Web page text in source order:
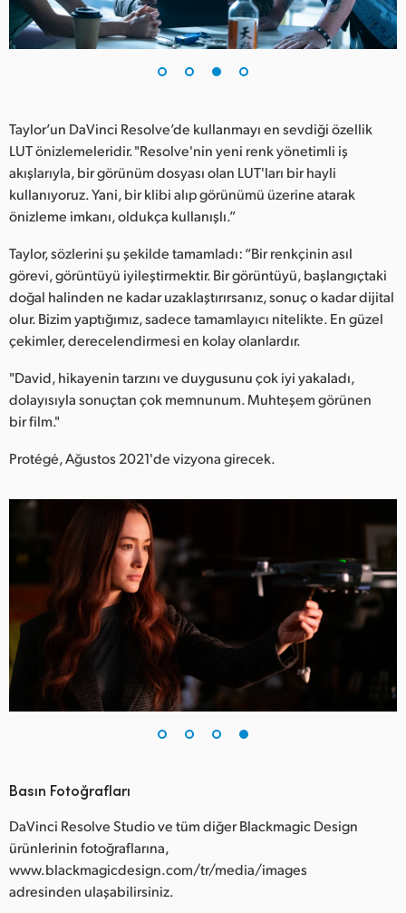
Taylor’un DaVinci Resolve’de kullanmayı en sevdiği özellik
LUT önizlemeleridir. "Resolve'nin yeni renk yönetimli iş
akışlarıyla, bir görünüm dosyası olan LUT'ları bir hayli
kullanıyoruz. Yani, bir klibi alıp görünümü üzerine atarak
önizleme imkanı, oldukça kullanışlı.”
Taylor, sözlerini şu şekilde tamamladı: “Bir renkçinin asıl
görevi, görüntüyü iyileştirmektir. Bir görüntüyü, başlangıçtaki
doğal halinden ne kadar uzaklaştırırsanız, sonuç o kadar dijital
olur. Bizim yaptığımız, sadece tamamlayıcı nitelikte. En güzel
çekimler, derecelendirmesi en kolay olanlardır.
"David, hikayenin tarzını ve duygusunu çok iyi yakaladı,
dolayısıyla sonuçtan çok memnunum. Muhteşem görünen
bir film."
Protégé, Ağustos 2021'de vizyona girecek.
Basın Fotoğrafları
DaVinci Resolve Studio ve tüm diğer Blackmagic Design
ürünlerinin fotoğraflarına,
www.blackmagicdesign.com/tr/media/images
adresinden ulaşabilirsiniz.